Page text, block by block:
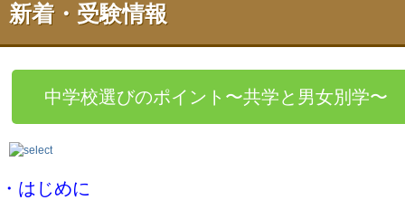
新着・受験情報
中学校選びのポイント〜共学と男女別学〜
・はじめに